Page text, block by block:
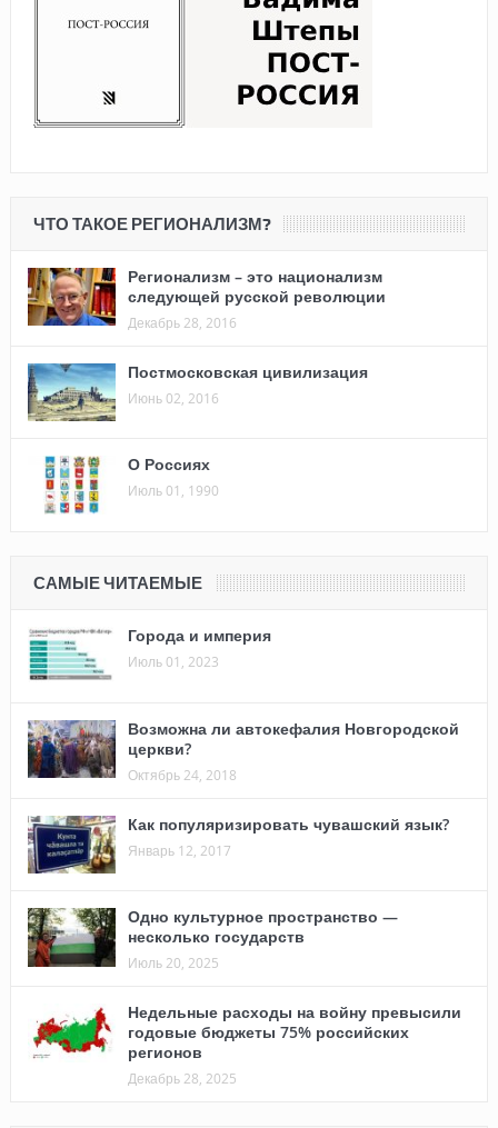
ЧТО ТАКОЕ РЕГИОНАЛИЗМ?
Регионализм – это национализм
следующей русской революции
Декабрь 28, 2016
Постмосковская цивилизация
Июнь 02, 2016
О Россиях
Июль 01, 1990
САМЫЕ ЧИТАЕМЫЕ
Города и империя
Июль 01, 2023
Возможна ли автокефалия Новгородской
церкви?
Октябрь 24, 2018
Как популяризировать чувашский язык?
Январь 12, 2017
Одно культурное пространство —
несколько государств
Июль 20, 2025
Недельные расходы на войну превысили
годовые бюджеты 75% российских
регионов
Декабрь 28, 2025